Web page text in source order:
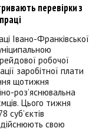
перевірки з
Івано-Франківської
робочої
заробітної плати
щотижня
роз’яснювальна
Цього тижня
суб’єктів
свою